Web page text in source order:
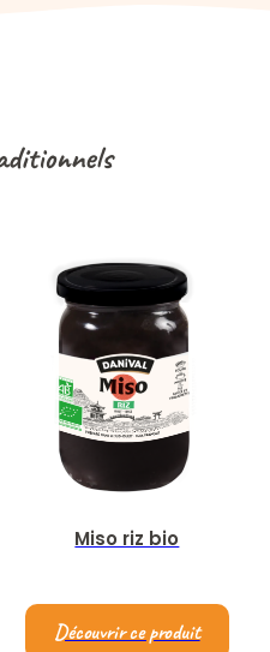
Miso riz bio
Découvrir ce produit